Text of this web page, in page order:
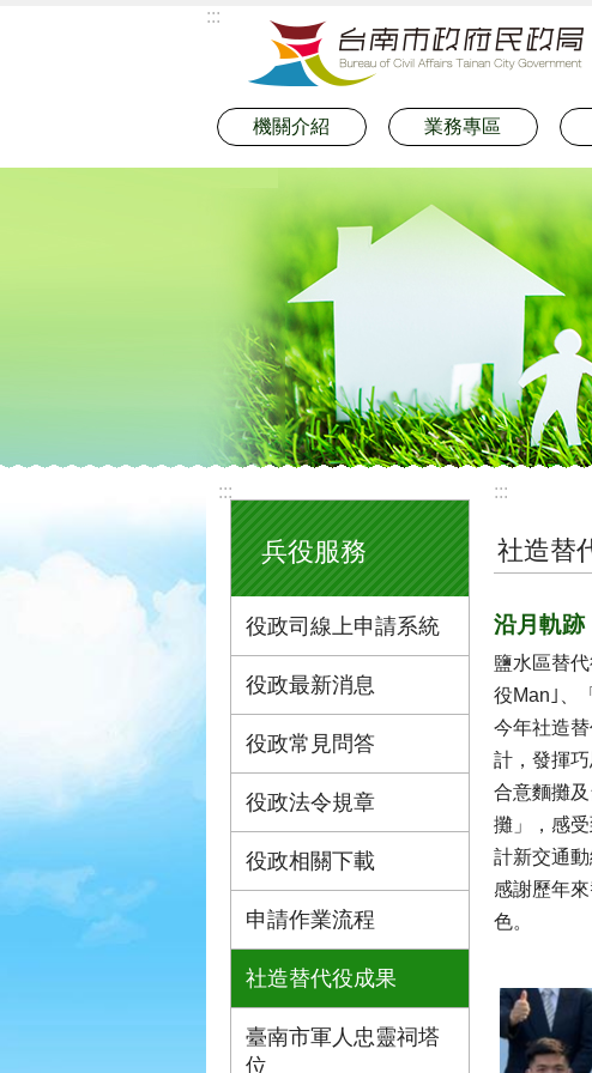
:::
機關介紹 業務專區
:::
兵役服務
役政司線上申請系統
役政最新消息
役政常見問答
役政法令規章
役政相關下載
申請作業流程
社造替代役成果
臺南市軍人忠靈祠塔
位
:::
社造替
沿月軌跡
鹽水區替
役Man｣、
今年社造
計，發揮
合意麵攤
攤」，感
計新交通
感謝歷年
色。